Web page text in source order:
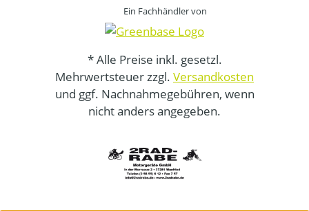
Ein Fachhändler von
* Alle Preise inkl. gesetzl.
Mehrwertsteuer zzgl. Versandkosten
und ggf. Nachnahmegebühren, wenn
nicht anders angegeben.